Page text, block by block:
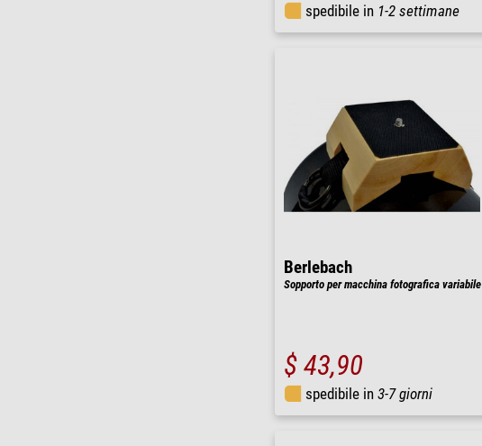
spedibile in 1-2 settimane
Berlebach
Sopporto per macchina fotografica variabile
$ 43,90
spedibile in 3-7 giorni